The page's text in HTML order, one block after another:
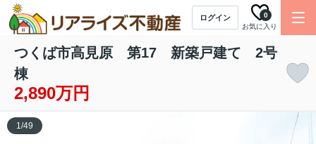
ログイン
お気に入り
0
つくば市高見原 第17 新築戸建て 2号
棟
2,890万円
1/49